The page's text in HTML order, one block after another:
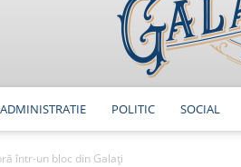
ADMINISTRATIE POLITIC SOCIAL
într-un bloc din Galați